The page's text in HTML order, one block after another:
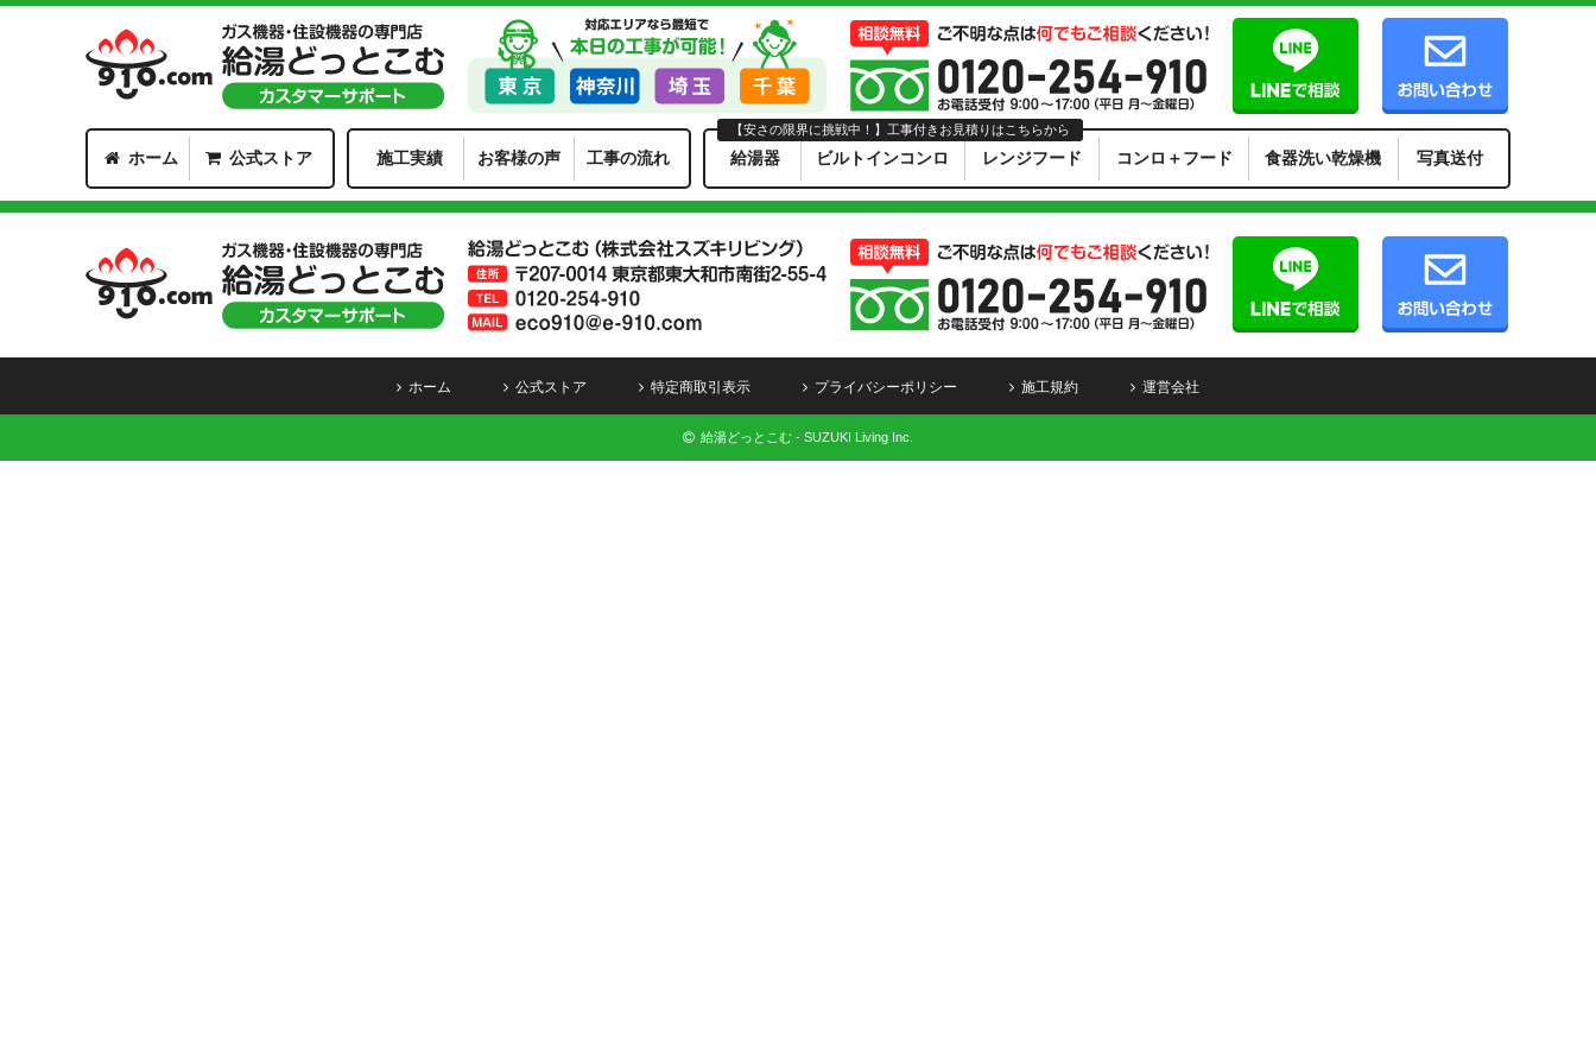
ホーム 公式ストア 施工実績 お客様の声 工事の流れ 給湯器 ビルトインコンロ レンジフード コンロ＋フード 食器洗い乾燥機 写真送付
【安さの限界に挑戦中！】工事付きお見積りはこちらから
ホーム 公式ストア 特定商取引表示 プライバシーポリシー 施工規約 運営会社
給湯どっとこむ - SUZUKI Living Inc.